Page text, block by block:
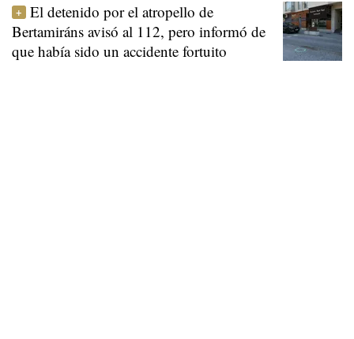
El detenido por el atropello de
Bertamiráns avisó al 112, pero informó de
que había sido un accidente fortuito